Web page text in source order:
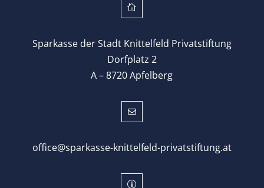

Sparkasse der Stadt Knittelfeld Privatstiftung
Dorfplatz 2
A – 8720 Apfelberg

office@sparkasse-knittelfeld-privatstiftung.at
p